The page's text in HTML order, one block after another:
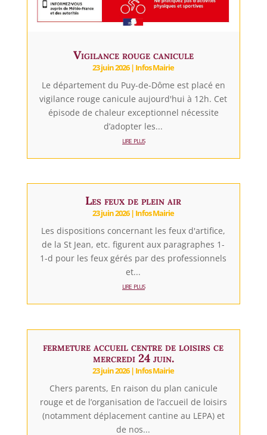
Vigilance rouge canicule
23 juin 2026| Infos Mairie
Le département du Puy-de-Dôme est placé en
vigilance rouge canicule aujourd'hui à 12h. Cet
épisode de chaleur exceptionnel nécessite
d’adopter les...
lire plus
Les feux de plein air
23 juin 2026| Infos Mairie
Les dispositions concernant les feux d'artifice,
de la St Jean, etc. figurent aux paragraphes 1-
1-d pour les feux gérés par des professionnels
et...
lire plus
fermeture accueil centre de loisirs ce
mercredi 24 juin.
23 juin 2026| Infos Mairie
Chers parents, En raison du plan canicule
rouge et de l’organisation de l’accueil de loisirs
(notamment déplacement cantine au LEPA) et
de nos...